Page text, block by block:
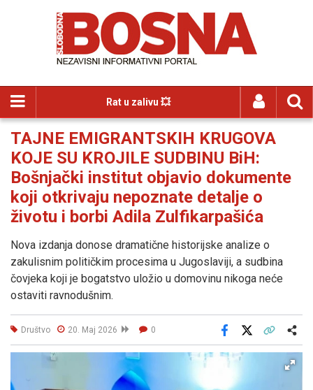
Rat u zalivu 💥
TAJNE EMIGRANTSKIH KRUGOVA
KOJE SU KROJILE SUDBINU BiH:
Bošnjački institut objavio dokumente
koji otkrivaju nepoznate detalje o
životu i borbi Adila Zulfikarpašića
Nova izdanja donose dramatične historijske analize o
zakulisnim političkim procesima u Jugoslaviji, a sudbina
čovjeka koji je bogatstvo uložio u domovinu nikoga neće
ostaviti ravnodušnim.
Društvo 20. Maj 2026 0
Facebook